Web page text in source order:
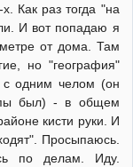
Как раз тогда "на
И вот попадаю я
от дома. Там
но "география"
с одним челом (он
был) - в общем
кисти руки. И
Просыпаюсь.
по делам. Иду.